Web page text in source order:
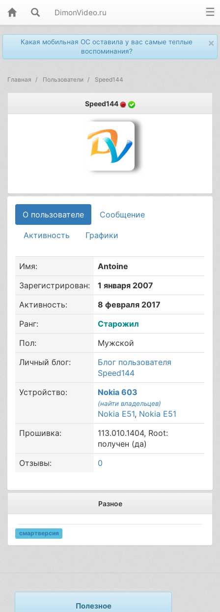
DimonVideo.ru
×
Какая мобильная ОС оставила у вас самые теплые
воспоминания?
Главная Пользователи Speed144
Speed144
О пользователе Сообщение
Активность Графики
Имя:
Antoine
Зарегистрирован:
1 января 2007
Активность:
8 февраля 2017
Ранг:
Старожил
Пол:
Мужской
Личный блог:
Блог пользователя
Speed144
Устройство:
Nokia 603
(найти владельцев)
Nokia E51, Nokia E51
Прошивка:
113.010.1404, Root:
получен (да)
Отзывы:
0
Разное
смартверсия
Полезное